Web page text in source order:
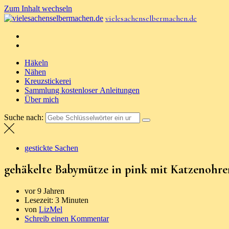
Zum Inhalt wechseln
vielesachenselbermachen.de
Häkeln
Nähen
Kreuzstickerei
Sammlung kostenloser Anleitungen
Über mich
Suche nach:
gestickte Sachen
gehäkelte Babymütze in pink mit
vor 9 Jahren
Lesezeit: 3 Minuten
von LizMel
Schreib einen Kommentar